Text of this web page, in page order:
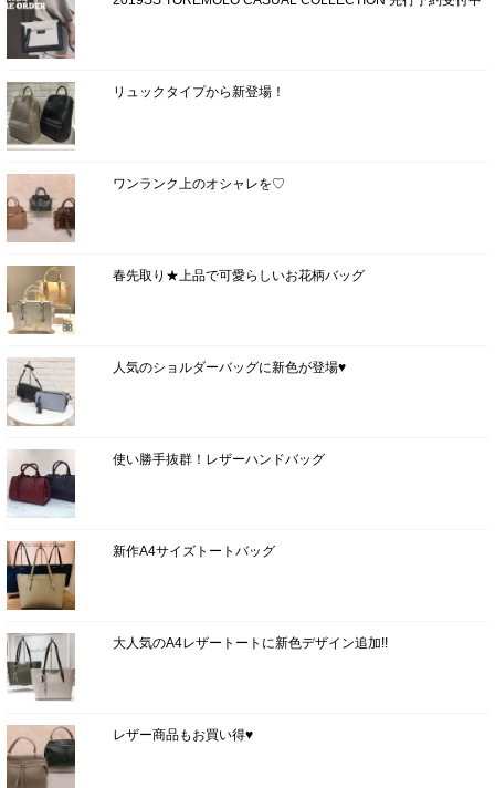
リュックタイプから新登場！
ワンランク上のオシャレを♡
春先取り★上品で可愛らしいお花柄バッグ
人気のショルダーバッグに新色が登場♥
使い勝手抜群！レザーハンドバッグ
新作A4サイズトートバッグ
大人気のA4レザートートに新色デザイン追加!!
レザー商品もお買い得♥